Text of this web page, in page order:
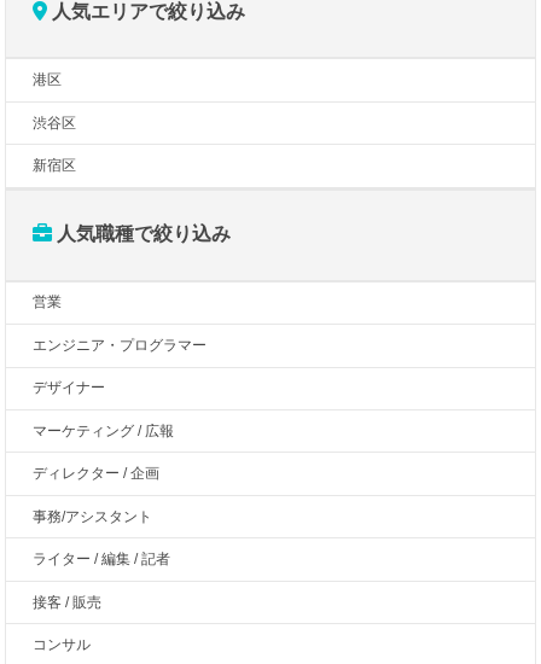
人気エリアで絞り込み
港区
渋谷区
新宿区
人気職種で絞り込み
営業
エンジニア・プログラマー
デザイナー
マーケティング / 広報
ディレクター / 企画
事務/アシスタント
ライター / 編集 / 記者
接客 / 販売
コンサル